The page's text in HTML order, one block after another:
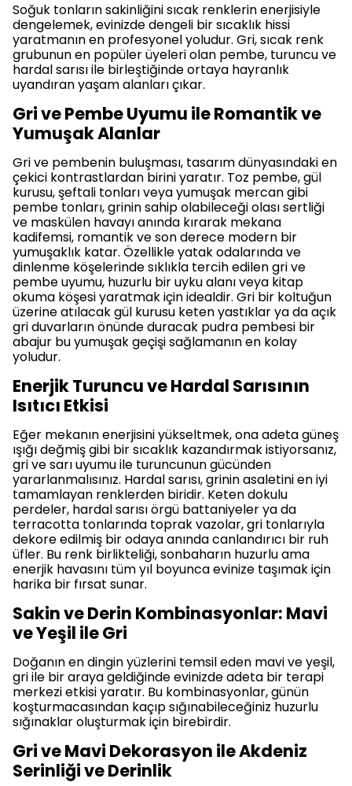
Soğuk tonların sakinliğini sıcak renklerin enerjisiyle
dengelemek, evinizde dengeli bir sıcaklık hissi
yaratmanın en profesyonel yoludur. Gri, sıcak renk
grubunun en popüler üyeleri olan pembe, turuncu ve
hardal sarısı ile birleştiğinde ortaya hayranlık
uyandıran yaşam alanları çıkar.
Gri ve Pembe Uyumu ile Romantik ve
Yumuşak Alanlar
Gri ve pembenin buluşması, tasarım dünyasındaki en
çekici kontrastlardan birini yaratır. Toz pembe, gül
kurusu, şeftali tonları veya yumuşak mercan gibi
pembe tonları, grinin sahip olabileceği olası sertliği
ve maskülen havayı anında kırarak mekana
kadifemsi, romantik ve son derece modern bir
yumuşaklık katar. Özellikle yatak odalarında ve
dinlenme köşelerinde sıklıkla tercih edilen gri ve
pembe uyumu, huzurlu bir uyku alanı veya kitap
okuma köşesi yaratmak için idealdir. Gri bir koltuğun
üzerine atılacak gül kurusu keten yastıklar ya da açık
gri duvarların önünde duracak pudra pembesi bir
abajur bu yumuşak geçişi sağlamanın en kolay
yoludur.
Enerjik Turuncu ve Hardal Sarısının
Isıtıcı Etkisi
Eğer mekanın enerjisini yükseltmek, ona adeta güneş
ışığı değmiş gibi bir sıcaklık kazandırmak istiyorsanız,
gri ve sarı uyumu ile turuncunun gücünden
yararlanmalısınız. Hardal sarısı, grinin asaletini en iyi
tamamlayan renklerden biridir. Keten dokulu
perdeler, hardal sarısı örgü battaniyeler ya da
terracotta tonlarında toprak vazolar, gri tonlarıyla
dekore edilmiş bir odaya anında canlandırıcı bir ruh
üfler. Bu renk birlikteliği, sonbaharın huzurlu ama
enerjik havasını tüm yıl boyunca evinize taşımak için
harika bir fırsat sunar.
Sakin ve Derin Kombinasyonlar: Mavi
ve Yeşil ile Gri
Doğanın en dingin yüzlerini temsil eden mavi ve yeşil,
gri ile bir araya geldiğinde evinizde adeta bir terapi
merkezi etkisi yaratır. Bu kombinasyonlar, günün
koşturmacasından kaçıp sığınabileceğiniz huzurlu
sığınaklar oluşturmak için birebirdir.
Gri ve Mavi Dekorasyon ile Akdeniz
Serinliği ve Derinlik